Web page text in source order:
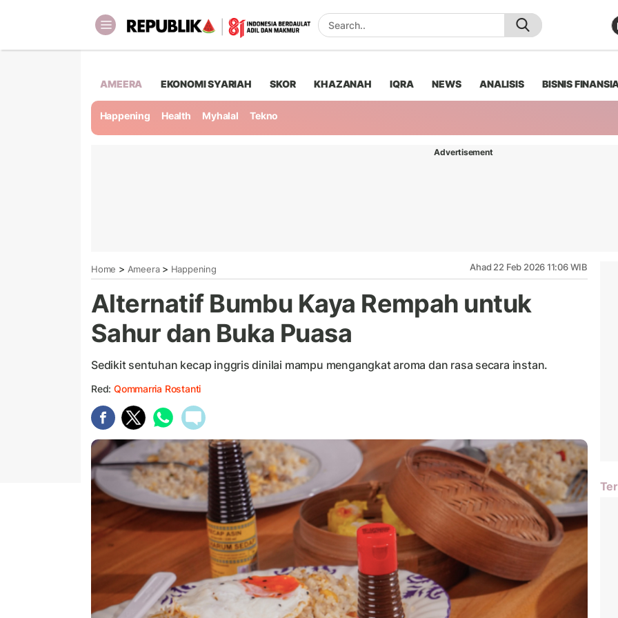
AMEERA EKONOMI SYARIAH SKOR KHAZANAH IQRA NEWS ANALISIS BISNIS
Happening Health Myhalal Tekno
Advertisement
Home > Ameera> Happening Ahad 22 Feb 2026 11:06 WIB
Alternatif Bumbu Kaya Rempah untuk
Sahur dan Buka Puasa
Sedikit sentuhan kecap inggris dinilai mampu mengangkat aroma dan rasa secara instan.
Red: Qommarria Rostanti